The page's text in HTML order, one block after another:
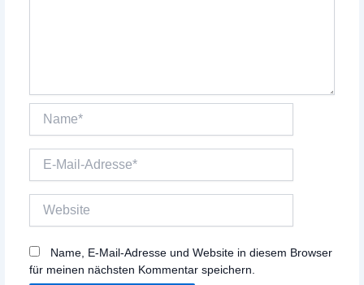
Name*
Mail-
Name, E-Mail-Adresse und Website in diesem Browser
für meinen nächsten Kommentar speichern.